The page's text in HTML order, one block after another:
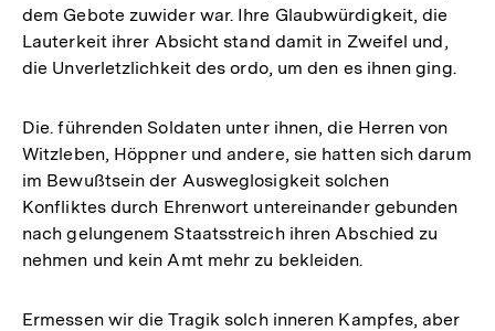
dem Gebote zuwider war. Ihre Glaubwürdigkeit, die
Lauterkeit ihrer Absicht stand damit in Zweifel und,
die Unverletzlichkeit des ordo, um den es ihnen ging.
Die. führenden Soldaten unter ihnen, die Herren von
Witzleben, Höppner und andere, sie hatten sich darum
im Bewußtsein der Ausweglosigkeit solchen
Konfliktes durch Ehrenwort untereinander gebunden
nach gelungenem Staatsstreich ihren Abschied zu
nehmen und kein Amt mehr zu bekleiden.
Ermessen wir die Tragik solch inneren Kampfes, aber